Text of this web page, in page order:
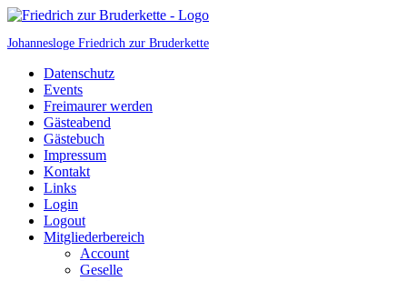
Johannesloge Friedrich zur Bruderkette
Datenschutz
Events
Freimaurer werden
Gästeabend
Gästebuch
Impressum
Kontakt
Links
Login
Logout
Mitgliederbereich
Account
Geselle